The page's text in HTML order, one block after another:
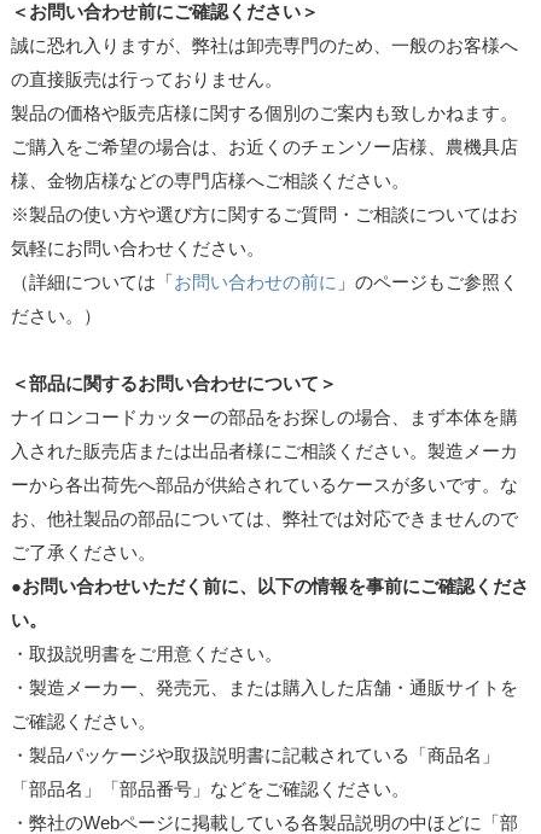
＜お問い合わせ前にご確認ください＞
誠に恐れ入りますが、弊社は卸売専門のため、一般のお客様へ
の直接販売は行っておりません。
製品の価格や販売店様に関する個別のご案内も致しかねます。
ご購入をご希望の場合は、お近くのチェンソー店様、農機具店
様、金物店様などの専門店様へご相談ください。
※製品の使い方や選び方に関するご質問・ご相談についてはお
気軽にお問い合わせください。
（詳細については「お問い合わせの前に 」のページもご参照く
ださい。）
＜部品に関するお問い合わせについて＞
ナイロンコードカッターの部品をお探しの場合、まず本体を購
入された販売店または出品者様にご相談ください。製造メーカ
ーから各出荷先へ部品が供給されているケースが多いです。な
お、他社製品の部品については、弊社では対応できませんので
ご了承ください。
●お問い合わせいただく前に、以下の情報を事前にご確認くださ
い。
・取扱説明書をご用意ください。
・製造メーカー、発売元、または購入した店舗・通販サイトを
ご確認ください。
・製品パッケージや取扱説明書に記載されている「商品名」
「部品名」「部品番号」などをご確認ください。
・弊社のWebページに掲載している各製品説明の中ほどに「部